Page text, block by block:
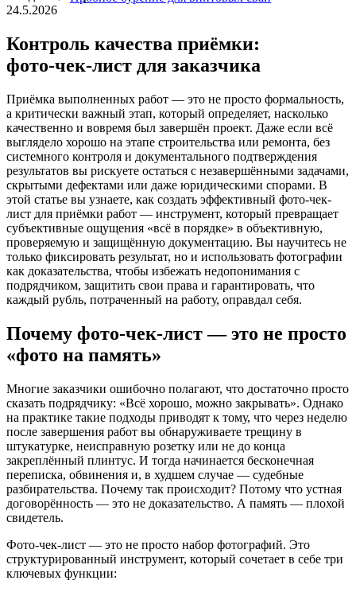
24.5.2026
Контроль качества приёмки:
фото‑чек-лист для заказчика
Приёмка выполненных работ — это не просто формальность,
а критически важный этап, который определяет, насколько
качественно и вовремя был завершён проект. Даже если всё
выглядело хорошо на этапе строительства или ремонта, без
системного контроля и документального подтверждения
результатов вы рискуете остаться с незавершёнными задачами,
скрытыми дефектами или даже юридическими спорами. В
этой статье вы узнаете, как создать эффективный фото-чек-
лист для приёмки работ — инструмент, который превращает
субъективные ощущения «всё в порядке» в объективную,
проверяемую и защищённую документацию. Вы научитесь не
только фиксировать результат, но и использовать фотографии
как доказательства, чтобы избежать недопонимания с
подрядчиком, защитить свои права и гарантировать, что
каждый рубль, потраченный на работу, оправдал себя.
Почему фото-чек-лист — это не просто
«фото на память»
Многие заказчики ошибочно полагают, что достаточно просто
сказать подрядчику: «Всё хорошо, можно закрывать». Однако
на практике такие подходы приводят к тому, что через неделю
после завершения работ вы обнаруживаете трещину в
штукатурке, неисправную розетку или не до конца
закреплённый плинтус. И тогда начинается бесконечная
переписка, обвинения и, в худшем случае — судебные
разбирательства. Почему так происходит? Потому что устная
договорённость — это не доказательство. А память — плохой
свидетель.
Фото-чек-лист — это не просто набор фотографий. Это
структурированный инструмент, который сочетает в себе три
ключевых функции: